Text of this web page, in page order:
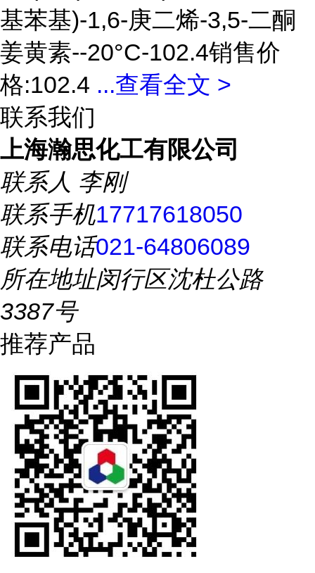
基苯基)-1,6-庚二烯-3,5-二酮
姜黄素--20°C-102.4销售价
格:102.4 ...查看全文 >
联系我们
上海瀚思化工有限公司
联系人 李刚
联系手机17717618050
联系电话021-64806089
所在地址闵行区沈杜公路
3387号
推荐产品